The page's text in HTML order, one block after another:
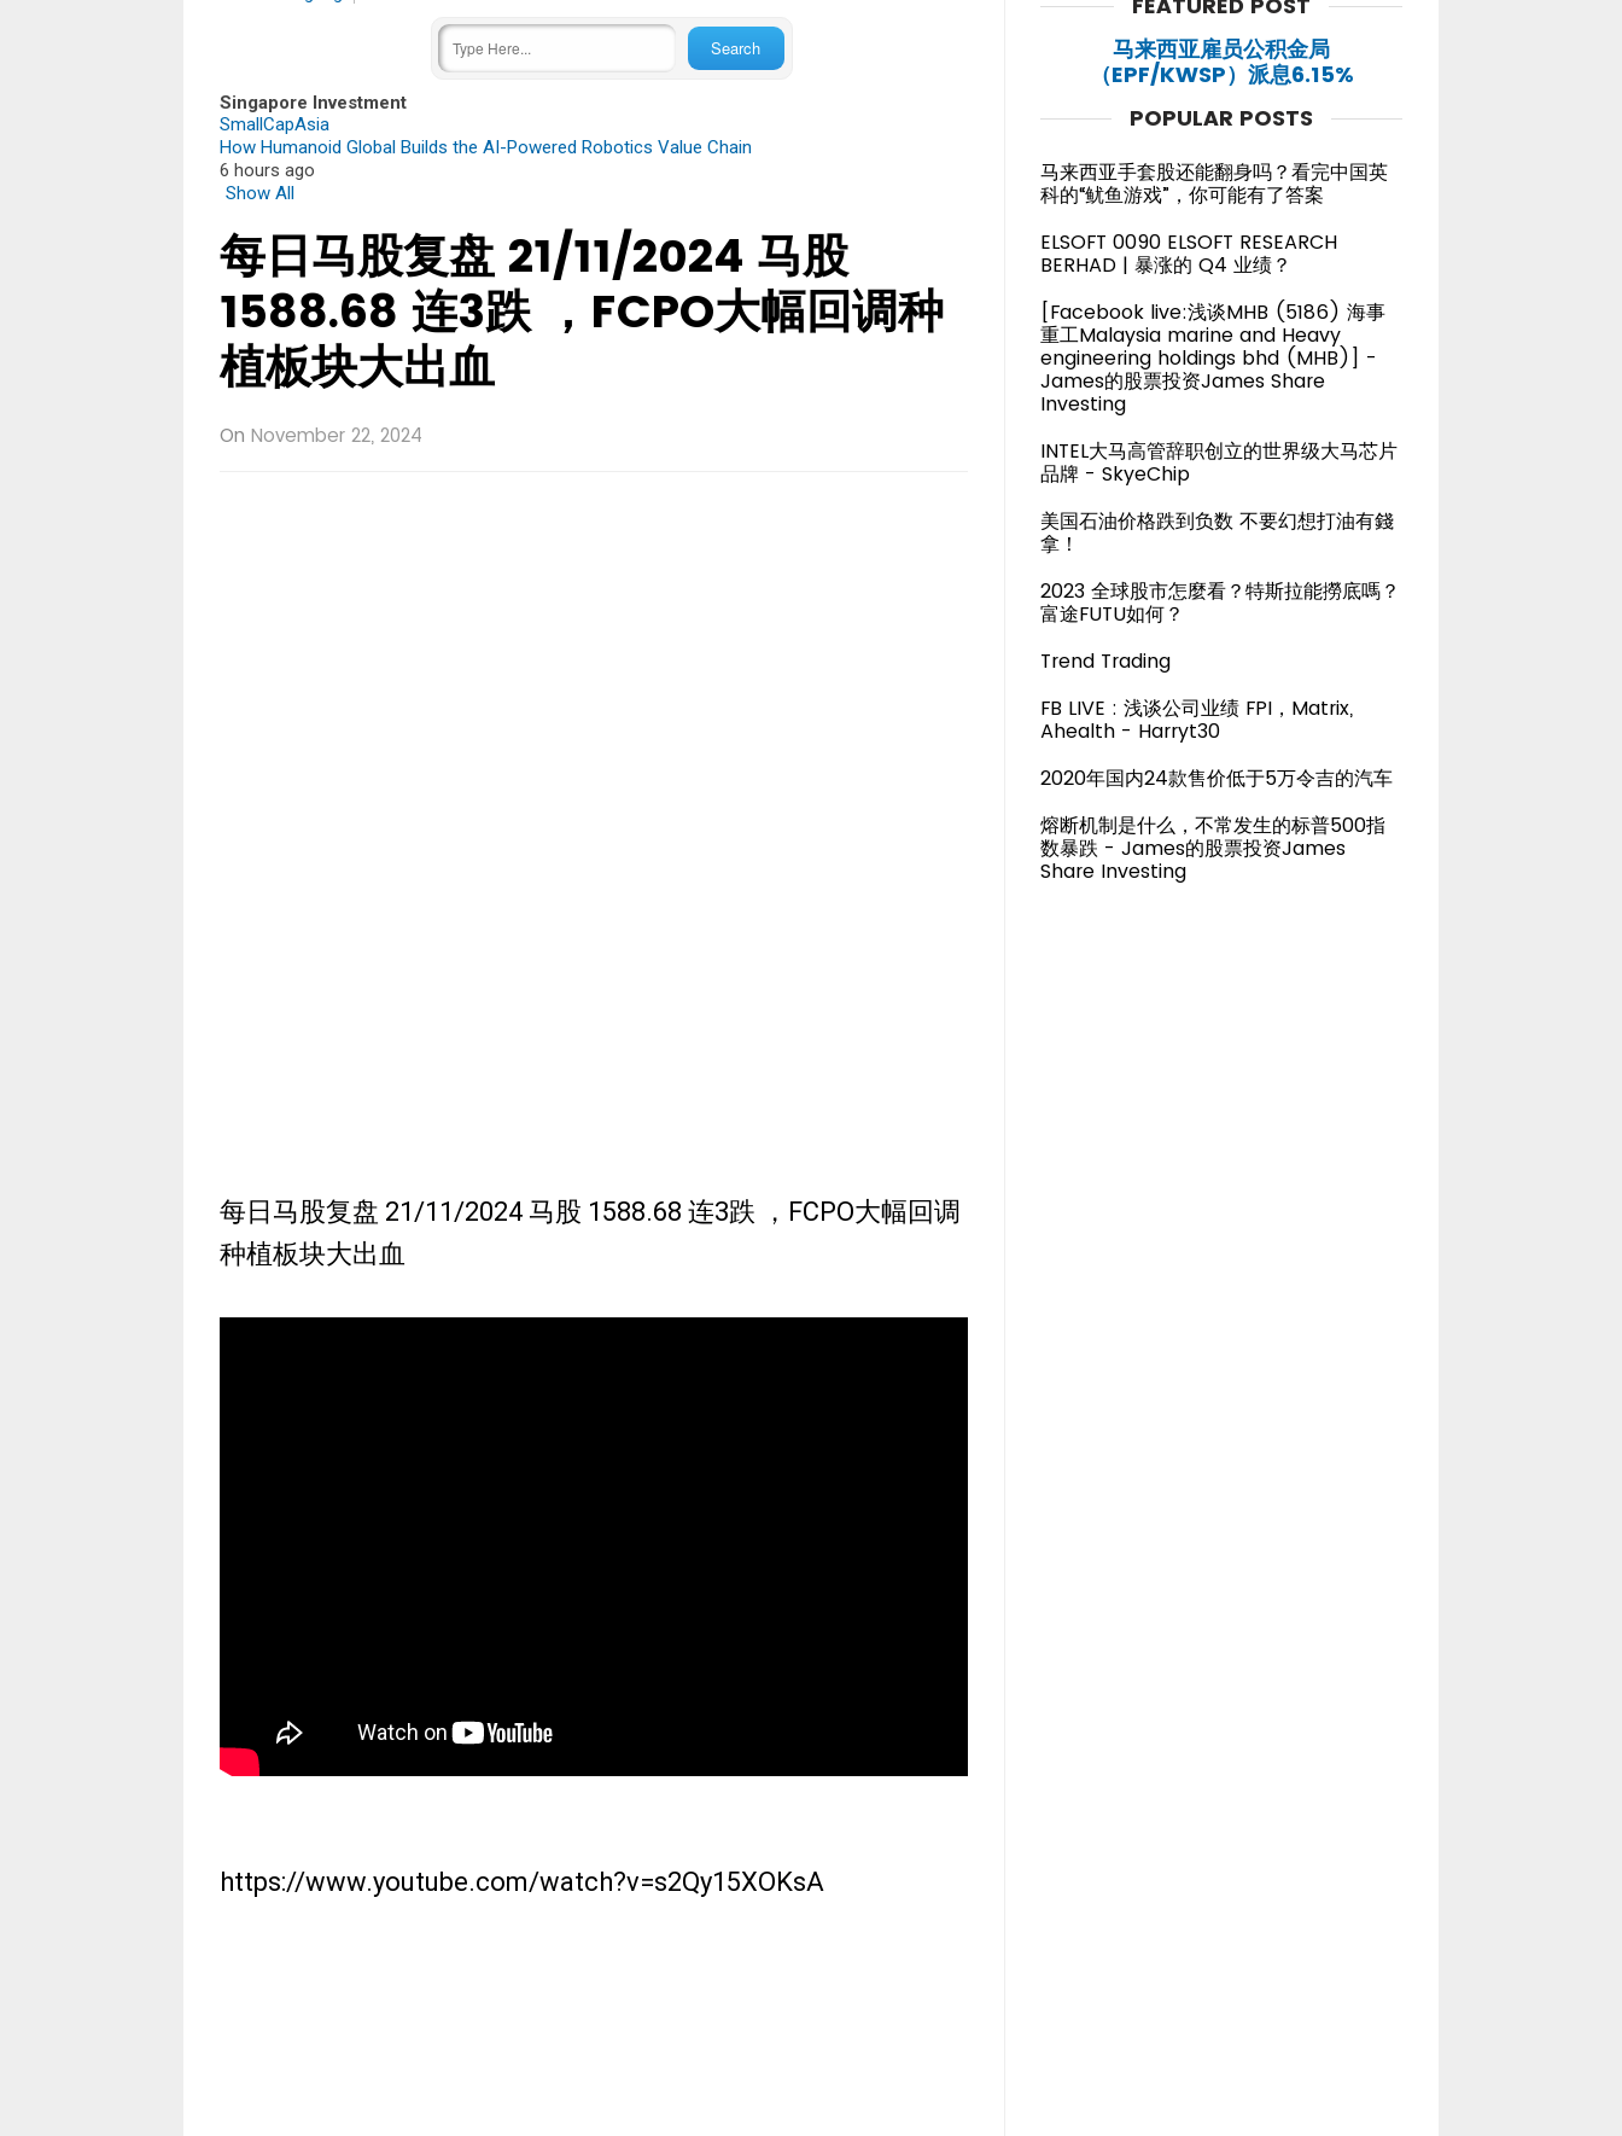
Singapore Investment
SmallCapAsia
How Humanoid Global Builds the AI-Powered Robotics Value Chain
6 hours ago
Show All
每日马股复盘 21/11/2024 马股
1588.68 连3跌 ，FCPO大幅回调种
植板块大出血
On November 22, 2024
每日马股复盘 21/11/2024 马股 1588.68 连3跌 ，FCPO大幅回调
种植板块大出血
https://www.youtube.com/watch?v=s2Qy15XOKsA
马来西亚雇员公积金局
（EPF/KWSP）派息6.15%
POPULAR POSTS
马来西亚手套股还能翻身吗？看完中国英
科的“鱿鱼游戏”，你可能有了答案
ELSOFT 0090 ELSOFT RESEARCH
BERHAD | 暴涨的 Q4 业绩？
[Facebook live:浅谈MHB (5186) 海事
重工Malaysia marine and Heavy
engineering holdings bhd (MHB)] -
James的股票投资James Share
Investing
INTEL大马高管辞职创立的世界级大马芯片
品牌 - SkyeChip
美国石油价格跌到负数 不要幻想打油有錢
拿！
2023 全球股市怎麼看？特斯拉能撈底嗎？
富途FUTU如何？
Trend Trading
FB LIVE : 浅谈公司业绩 FPI，Matrix,
Ahealth - Harryt30
2020年国内24款售价低于5万令吉的汽车
熔断机制是什么，不常发生的标普500指
数暴跌 - James的股票投资James
Share Investing